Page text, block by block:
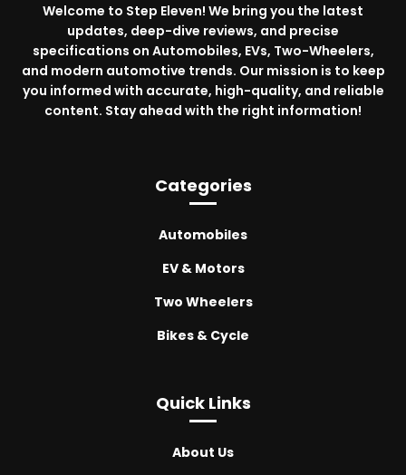
Welcome to Step Eleven! We bring you the latest
updates, deep-dive reviews, and precise
specifications on Automobiles, EVs, Two-Wheelers,
and modern automotive trends. Our mission is to keep
you informed with accurate, high-quality, and reliable
content. Stay ahead with the right information!
Categories
Automobiles
EV & Motors
Two Wheelers
Bikes & Cycle
Quick Links
About Us